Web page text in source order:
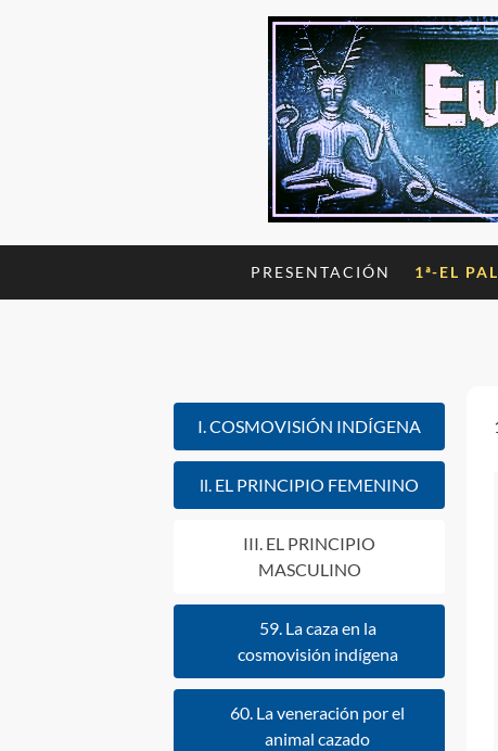
PRESENTACIÓN 1ª-EL
I. COSMOVISIÓN INDÍGENA
ll. EL PRINCIPIO FEMENINO
III. EL PRINCIPIO
MASCULINO
59. La caza en la
cosmovisión indígena
60. La veneración por el
animal cazado